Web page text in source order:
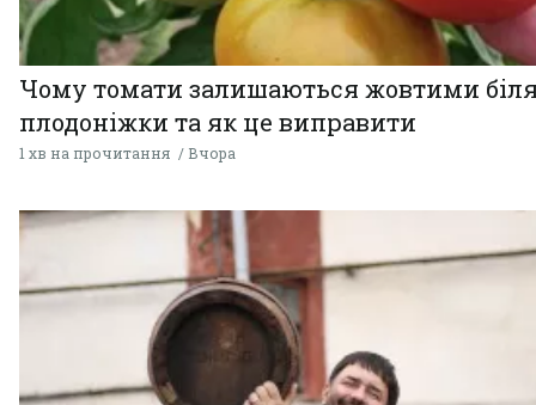
Чому томати залишаються жовтими
плодоніжки та як це виправити
1 хв на прочитання Вчора